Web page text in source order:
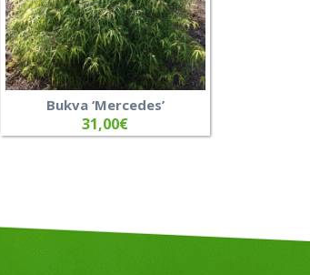
Bukva ‘Mercedes’
31,00€